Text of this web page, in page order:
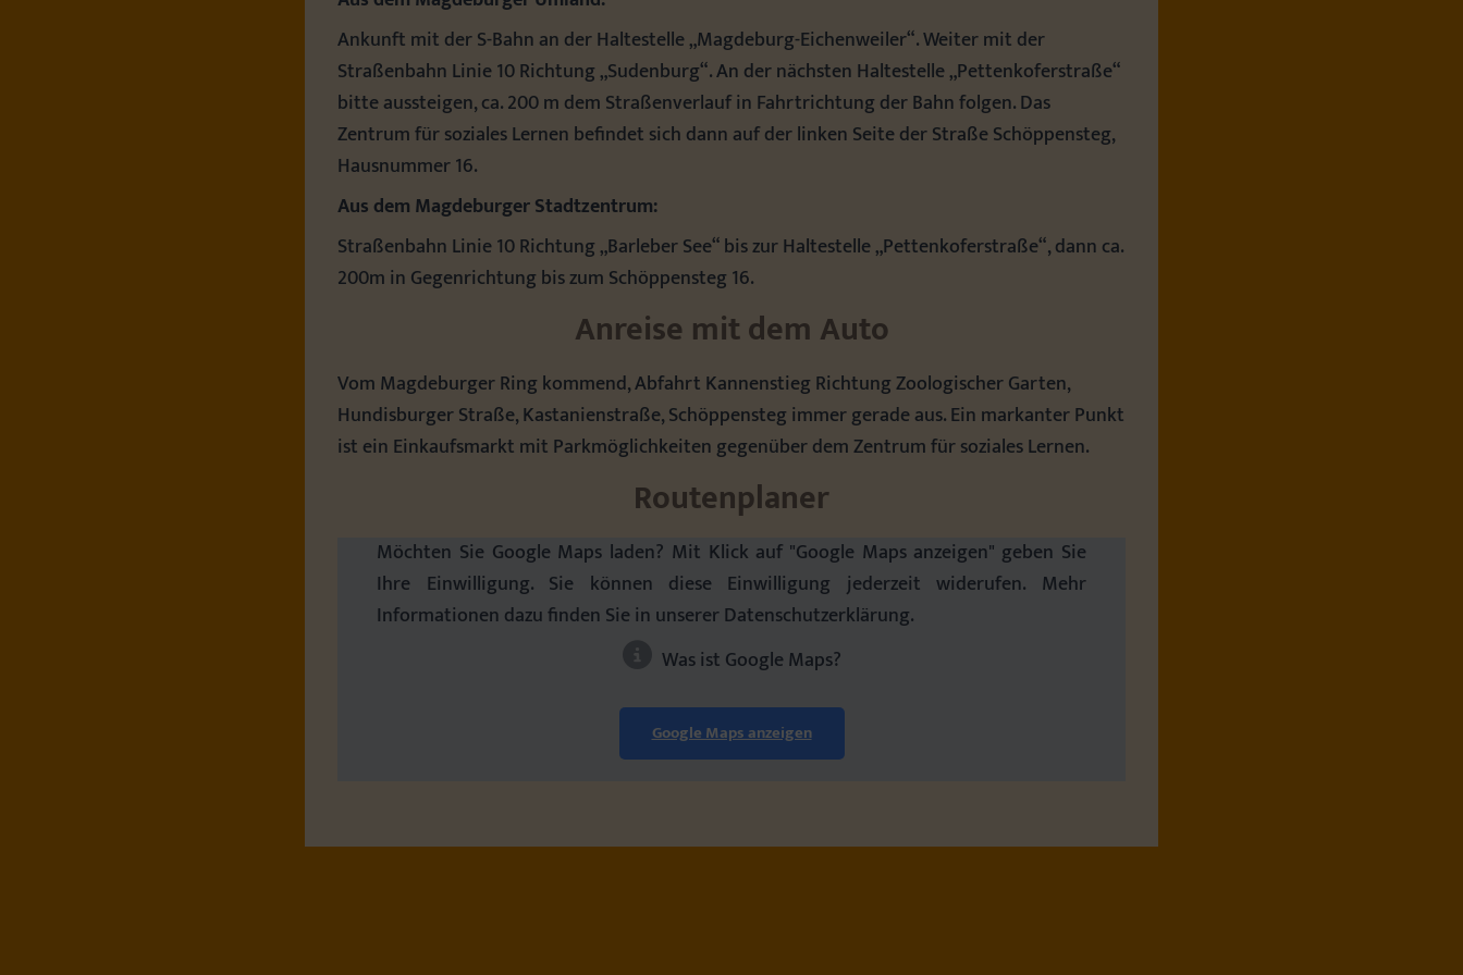
Ankunft mit der S-Bahn an der Haltestelle „Magdeburg-Eichenweiler“. Weiter mit der
Straßenbahn Linie 10 Richtung „Sudenburg“. An der nächsten Haltestelle „Pettenkoferstraße“
bitte aussteigen, ca. 200 m dem Straßenverlauf in Fahrtrichtung der Bahn folgen. Das
Zentrum für soziales Lernen befindet sich dann auf der linken Seite der Straße Schöppensteg,
Hausnummer 16.
Aus dem Magdeburger Stadtzentrum:
Straßenbahn Linie 10 Richtung „Barleber See“ bis zur Haltestelle „Pettenkoferstraße“, dann ca.
200m in Gegenrichtung bis zum Schöppensteg 16.
Anreise mit dem Auto
Vom Magdeburger Ring kommend, Abfahrt Kannenstieg Richtung Zoologischer Garten,
Hundisburger Straße, Kastanienstraße, Schöppensteg immer gerade aus. Ein markanter Punkt
ist ein Einkaufsmarkt mit Parkmöglichkeiten gegenüber dem Zentrum für soziales Lernen.
Routenplaner
Möchten Sie Google Maps laden? Mit Klick auf "Google Maps anzeigen" geben Sie
Ihre Einwilligung. Sie können diese Einwilligung jederzeit widerufen. Mehr
Informationen dazu finden Sie in unserer Datenschutzerklärung.
Was ist Google Maps?
Google Maps anzeigen